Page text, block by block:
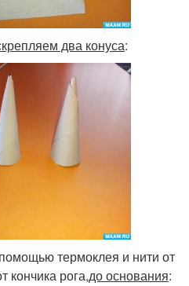
два конуса:
термоклея и нити от
рога,до основания: